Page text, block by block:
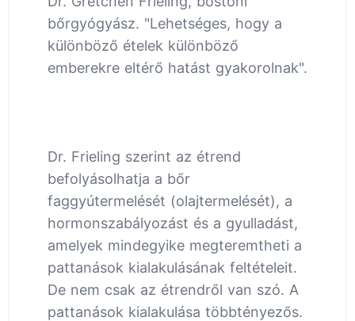
bőrgyógyász. "Lehetséges, hogy a
különböző ételek különböző
emberekre eltérő hatást gyakorolnak".
Dr. Frieling szerint az étrend
befolyásolhatja a bőr
faggyútermelését (olajtermelését), a
hormonszabályozást és a gyulladást,
amelyek mindegyike megteremtheti a
pattanások kialakulásának feltételeit.
De nem csak az étrendről van szó. A
pattanások kialakulása többtényezős.